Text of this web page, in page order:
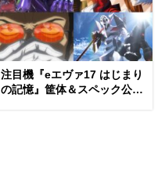
注目機『eエヴァ17 はじまり
の記憶』筐体＆スペック公開